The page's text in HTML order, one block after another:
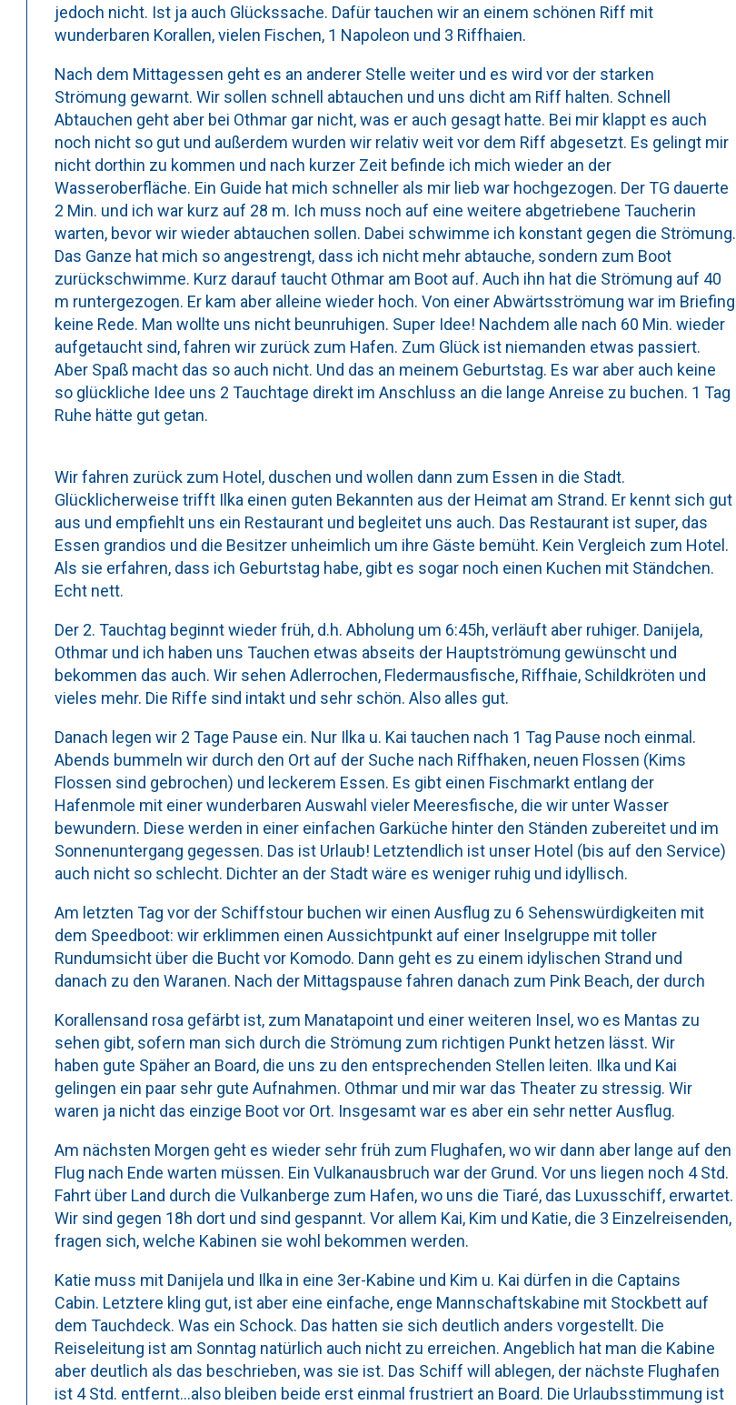
jedoch nicht. Ist ja auch Glückssache. Dafür tauchen wir an einem schönen Riff mit
wunderbaren Korallen, vielen Fischen, 1 Napoleon und 3 Riffhaien.
Nach dem Mittagessen geht es an anderer Stelle weiter und es wird vor der starken
Strömung gewarnt. Wir sollen schnell abtauchen und uns dicht am Riff halten. Schnell
Abtauchen geht aber bei Othmar gar nicht, was er auch gesagt hatte. Bei mir klappt es auch
noch nicht so gut und außerdem wurden wir relativ weit vor dem Riff abgesetzt. Es gelingt mir
nicht dorthin zu kommen und nach kurzer Zeit befinde ich mich wieder an der
Wasseroberfläche. Ein Guide hat mich schneller als mir lieb war hochgezogen. Der TG dauerte
2 Min. und ich war kurz auf 28 m. Ich muss noch auf eine weitere abgetriebene Taucherin
warten, bevor wir wieder abtauchen sollen. Dabei schwimme ich konstant gegen die Strömung.
Das Ganze hat mich so angestrengt, dass ich nicht mehr abtauche, sondern zum Boot
zurückschwimme. Kurz darauf taucht Othmar am Boot auf. Auch ihn hat die Strömung auf 40
m runtergezogen. Er kam aber alleine wieder hoch. Von einer Abwärtsströmung war im Briefing
keine Rede. Man wollte uns nicht beunruhigen. Super Idee! Nachdem alle nach 60 Min. wieder
aufgetaucht sind, fahren wir zurück zum Hafen. Zum Glück ist niemanden etwas passiert.
Aber Spaß macht das so auch nicht. Und das an meinem Geburtstag. Es war aber auch keine
so glückliche Idee uns 2 Tauchtage direkt im Anschluss an die lange Anreise zu buchen. 1 Tag
Ruhe hätte gut getan.
Wir fahren zurück zum Hotel, duschen und wollen dann zum Essen in die Stadt.
Glücklicherweise trifft Ilka einen guten Bekannten aus der Heimat am Strand. Er kennt sich gut
aus und empfiehlt uns ein Restaurant und begleitet uns auch. Das Restaurant ist super, das
Essen grandios und die Besitzer unheimlich um ihre Gäste bemüht. Kein Vergleich zum Hotel.
Als sie erfahren, dass ich Geburtstag habe, gibt es sogar noch einen Kuchen mit Ständchen.
Echt nett.
Der 2. Tauchtag beginnt wieder früh, d.h. Abholung um 6:45h, verläuft aber ruhiger. Danijela,
Othmar und ich haben uns Tauchen etwas abseits der Hauptströmung gewünscht und
bekommen das auch. Wir sehen Adlerrochen, Fledermausfische, Riffhaie, Schildkröten und
vieles mehr. Die Riffe sind intakt und sehr schön. Also alles gut.
Danach legen wir 2 Tage Pause ein. Nur Ilka u. Kai tauchen nach 1 Tag Pause noch einmal.
Abends bummeln wir durch den Ort auf der Suche nach Riffhaken, neuen Flossen (Kims
Flossen sind gebrochen) und leckerem Essen. Es gibt einen Fischmarkt entlang der
Hafenmole mit einer wunderbaren Auswahl vieler Meeresfische, die wir unter Wasser
bewundern. Diese werden in einer einfachen Garküche hinter den Ständen zubereitet und im
Sonnenuntergang gegessen. Das ist Urlaub! Letztendlich ist unser Hotel (bis auf den Service)
auch nicht so schlecht. Dichter an der Stadt wäre es weniger ruhig und idyllisch.
Am letzten Tag vor der Schiffstour buchen wir einen Ausflug zu 6 Sehenswürdigkeiten mit
dem Speedboot: wir erklimmen einen Aussichtpunkt auf einer Inselgruppe mit toller
Rundumsicht über die Bucht vor Komodo. Dann geht es zu einem idylischen Strand und
danach zu den Waranen. Nach der Mittagspause fahren danach zum Pink Beach, der durch
Korallensand rosa gefärbt ist, zum Manatapoint und einer weiteren Insel, wo es Mantas zu
sehen gibt, sofern man sich durch die Strömung zum richtigen Punkt hetzen lässt. Wir
haben gute Späher an Board, die uns zu den entsprechenden Stellen leiten. Ilka und Kai
gelingen ein paar sehr gute Aufnahmen. Othmar und mir war das Theater zu stressig. Wir
waren ja nicht das einzige Boot vor Ort. Insgesamt war es aber ein sehr netter Ausflug.
Am nächsten Morgen geht es wieder sehr früh zum Flughafen, wo wir dann aber lange auf den
Flug nach Ende warten müssen. Ein Vulkanausbruch war der Grund. Vor uns liegen noch 4 Std.
Fahrt über Land durch die Vulkanberge zum Hafen, wo uns die Tiaré, das Luxusschiff, erwartet.
Wir sind gegen 18h dort und sind gespannt. Vor allem Kai, Kim und Katie, die 3 Einzelreisenden,
fragen sich, welche Kabinen sie wohl bekommen werden.
Katie muss mit Danijela und Ilka in eine 3er-Kabine und Kim u. Kai dürfen in die Captains
Cabin. Letztere kling gut, ist aber eine einfache, enge Mannschaftskabine mit Stockbett auf
dem Tauchdeck. Was ein Schock. Das hatten sie sich deutlich anders vorgestellt. Die
Reiseleitung ist am Sonntag natürlich auch nicht zu erreichen. Angeblich hat man die Kabine
aber deutlich als das beschrieben, was sie ist. Das Schiff will ablegen, der nächste Flughafen
ist 4 Std. entfernt…also bleiben beide erst einmal frustriert an Board. Die Urlaubsstimmung ist